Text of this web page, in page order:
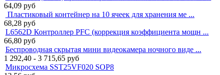
64,09 руб
Пластиковый контейнер на 10 ячеек для хранения ме ...
68,28 руб
L6562D Контроллер PFC (коррекция коэффициента мощн ...
66,80 руб
Беспроводная скрытая мини видеокамера ночного виде ...
1 292,40 - 3 715,65 руб
Микросхема SST25VF020 SOP8